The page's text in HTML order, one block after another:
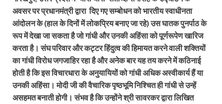
अवसर पर प्रधानमंत्री द्वारा दिए गए सम्बोधन को भारतीय स्वाधीनता
आंदोलन के (हाल के दिनों में लोकप्रिय बनाए जा रहे) उस घातक पुनर्पाठ के
रूप में देखा जा सकता है जो गांधी और उनकी अहिंसा को पूर्णरूपेण खारिज
करता है। संघ परिवार और कट्टर हिंदुत्व की हिमायत करने वाली शक्तियों
का गांधी विरोध जगजाहिर रहा है और अनेक बार यह तय करने में कठिनाई
होती है कि इस विचारधारा के अनुयायियों को गांधी अधिक अस्वीकार्य हैं या
उनकी अहिंसा। मोदी जी की वैचारिक पृष्ठभूमि निश्चित ही गांधी से उन्हें
असहमत बनाती होगी। संभव है कि उन्होंने श्री सावरकर द्वारा लिखित